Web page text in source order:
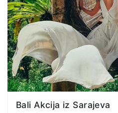
Bali Akcija iz Sarajeva